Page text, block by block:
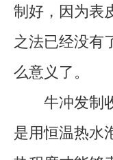
制好，因为表
之法已经没有
么意义了。
牛冲发制收
是用恒温热水